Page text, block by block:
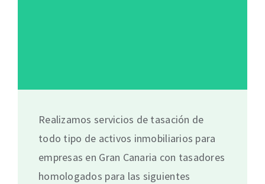
Realizamos servicios de tasación de
todo tipo de activos inmobiliarios para
empresas en Gran Canaria con tasadores
homologados para las siguientes